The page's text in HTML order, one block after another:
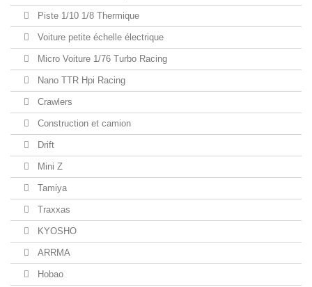
Piste 1/10 1/8 Thermique
Voiture petite échelle électrique
Micro Voiture 1/76 Turbo Racing
Nano TTR Hpi Racing
Crawlers
Construction et camion
Drift
Mini Z
Tamiya
Traxxas
KYOSHO
ARRMA
Hobao